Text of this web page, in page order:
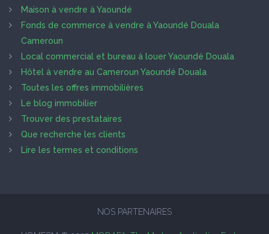
Maison à vendre à Yaoundé
Fonds de commerce à vendre à Yaoundé Douala
Cameroun
Local commercial et bureau à louer Yaoundé Douala
Hôtel à vendre au Cameroun Yaoundé Douala
Toutes les offres immobilières
Le blog immobilier
Trouver des prestataires
Que recherche les clients
Lire les termes et conditions
NOS PARTENAIRES